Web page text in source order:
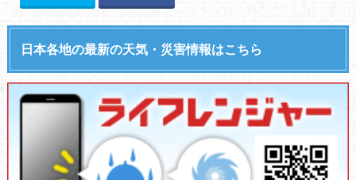
日本各地の最新の天気・災害情報はこちら